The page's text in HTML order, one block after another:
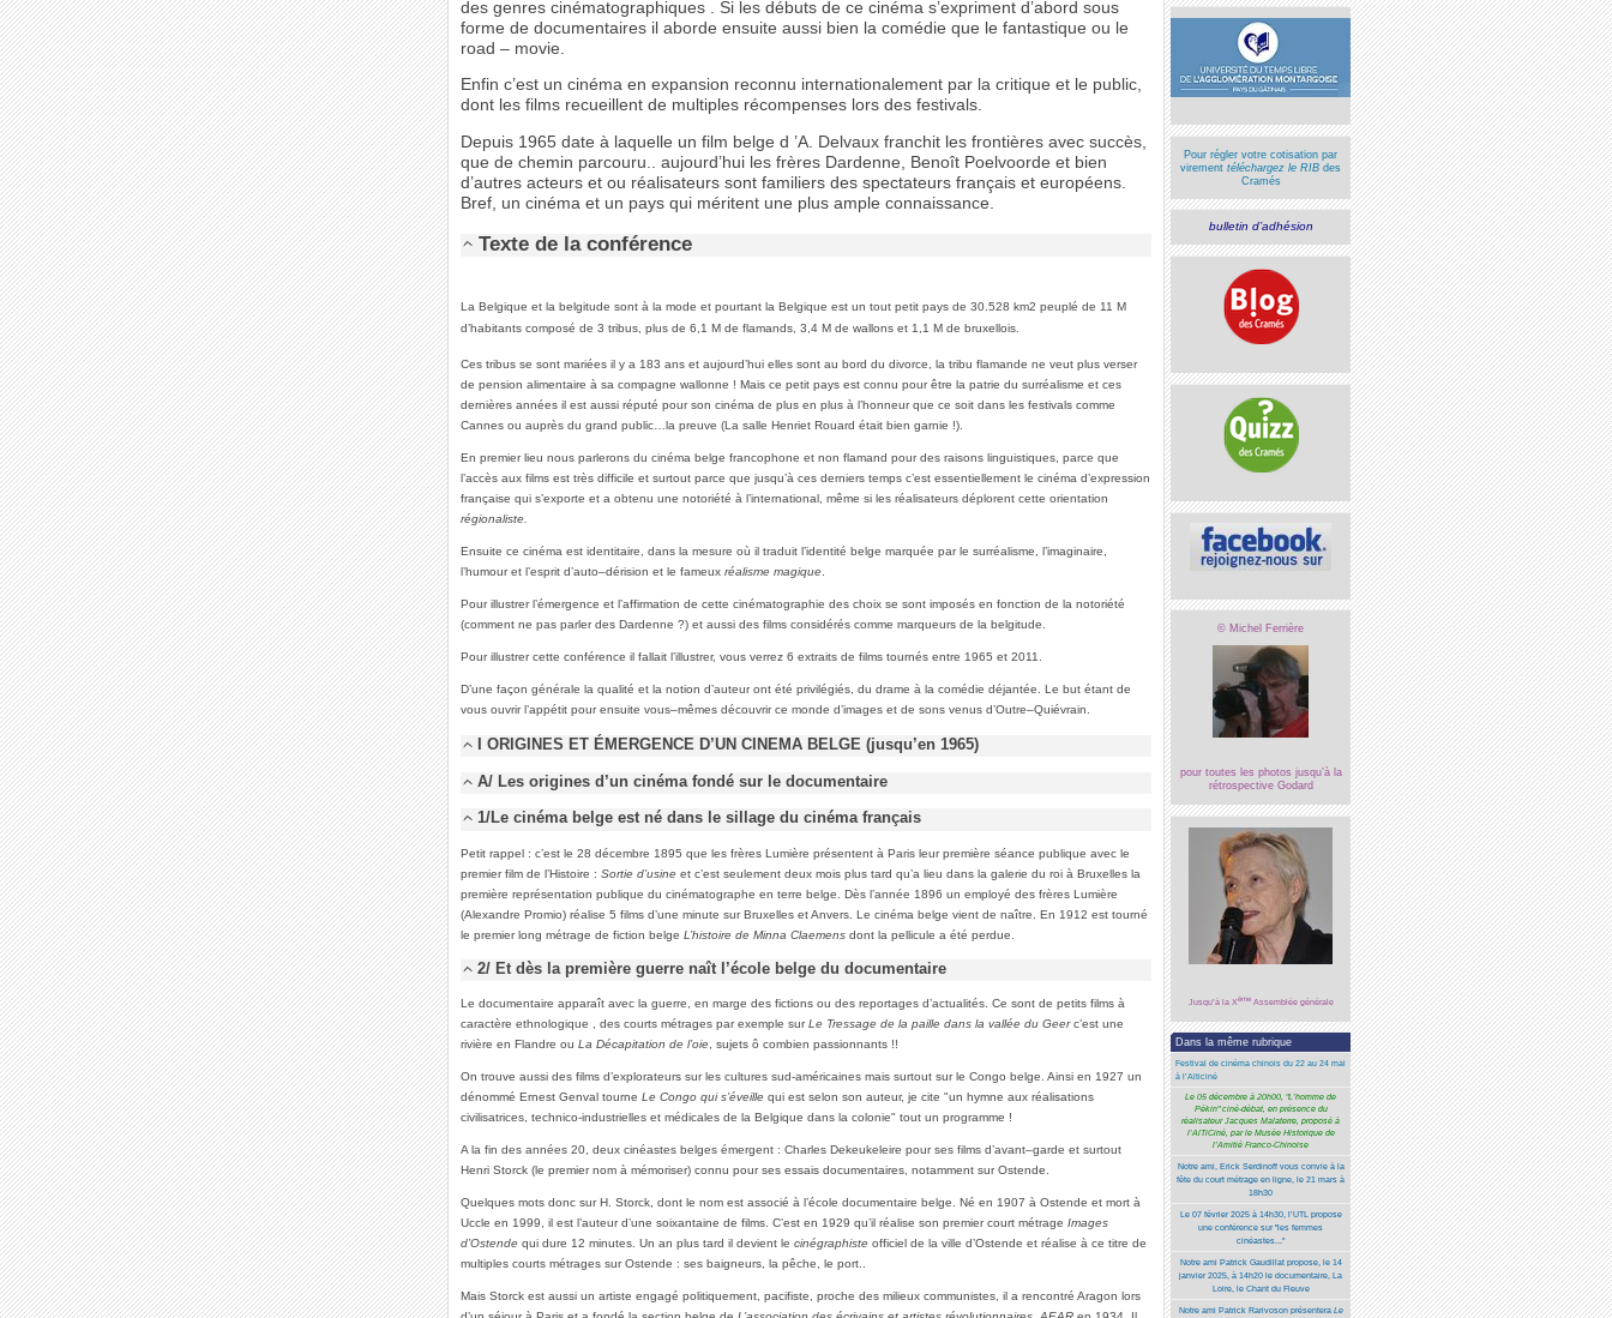
des genres cinématographiques . Si les débuts de ce cinéma s’expriment d’abord sous
forme de documentaires il aborde ensuite aussi bien la comédie que le fantastique ou le
road – movie.
Enfin c’est un cinéma en expansion reconnu internationalement par la critique et le public,
dont les films recueillent de multiples récompenses lors des festivals.
Depuis 1965 date à laquelle un film belge d ’A. Delvaux franchit les frontières avec succès,
que de chemin parcouru.. aujourd’hui les frères Dardenne, Benoît Poelvoorde et bien
d’autres acteurs et ou réalisateurs sont familiers des spectateurs français et européens.
Bref, un cinéma et un pays qui méritent une plus ample connaissance.
Texte de la conférence
La Belgique et la belgitude sont à la mode et pourtant la Belgique est un tout petit pays de 30.528 km2 peuplé de 11 M
d’habitants composé de 3 tribus, plus de 6,1 M de flamands, 3,4 M de wallons et 1,1 M de bruxellois.
Ces tribus se sont mariées il y a 183 ans et aujourd’hui elles sont au bord du divorce, la tribu flamande ne veut plus verser
de pension alimentaire à sa compagne wallonne ! Mais ce petit pays est connu pour être la patrie du surréalisme et ces
dernières années il est aussi réputé pour son cinéma de plus en plus à l’honneur que ce soit dans les festivals comme
Cannes ou auprès du grand public…la preuve (La salle Henriet Rouard était bien garnie !).
En premier lieu nous parlerons du cinéma belge francophone et non flamand pour des raisons linguistiques, parce que
l’accès aux films est très difficile et surtout parce que jusqu’à ces derniers temps c’est essentiellement le cinéma d’expression
française qui s’exporte et a obtenu une notoriété à l’international, même si les réalisateurs déplorent cette orientation
régionaliste.
Ensuite ce cinéma est identitaire, dans la mesure où il traduit l’identité belge marquée par le surréalisme, l’imaginaire,
l’humour et l’esprit d’auto–dérision et le fameux réalisme magique.
Pour illustrer l’émergence et l’affirmation de cette cinématographie des choix se sont imposés en fonction de la notoriété
(comment ne pas parler des Dardenne ?) et aussi des films considérés comme marqueurs de la belgitude.
Pour illustrer cette conférence il fallait l’illustrer, vous verrez 6 extraits de films tournés entre 1965 et 2011.
D’une façon générale la qualité et la notion d’auteur ont été privilégiés, du drame à la comédie déjantée. Le but étant de
vous ouvrir l’appétit pour ensuite vous–mêmes découvrir ce monde d’images et de sons venus d’Outre–Quiévrain.
I ORIGINES ET ÉMERGENCE D’UN CINEMA BELGE (jusqu’en 1965)
A/ Les origines d’un cinéma fondé sur le documentaire
1/Le cinéma belge est né dans le sillage du cinéma français
Petit rappel : c’est le 28 décembre 1895 que les frères Lumière présentent à Paris leur première séance publique avec le
premier film de l’Histoire : Sortie d’usineet c’est seulement deux mois plus tard qu’a lieu dans la galerie du roi à Bruxelles la
première représentation publique du cinématographe en terre belge. Dès l’année 1896 un employé des frères Lumière
(Alexandre Promio) réalise 5 films d’une minute sur Bruxelles et Anvers. Le cinéma belge vient de naître. En 1912 est tourné
le premier long métrage de fiction belge L’histoire de Minna Claemensdont la pellicule a été perdue.
2/ Et dès la première guerre naît l’école belge du documentaire
Le documentaire apparaît avec la guerre, en marge des fictions ou des reportages d’actualités. Ce sont de petits films à
caractère ethnologique , des courts métrages par exemple surLe Tressage de la paille dans la vallée du Geerc’est une
rivière en Flandre ou La Décapitation de l’oie, sujets ô combien passionnants !!
On trouve aussi des films d’explorateurs sur les cultures sud-américaines mais surtout sur le Congo belge. Ainsi en 1927 un
dénommé Ernest Genval tourne Le Congo qui s’éveillequi est selon son auteur, je cite "un hymne aux réalisations
civilisatrices, technico-industrielles et médicales de la Belgique dans la colonie" tout un programme !
A la fin des années 20, deux cinéastes belges émergent : Charles Dekeukeleire pour ses films d’avant–garde et surtout
Henri Storck (le premier nom à mémoriser) connu pour ses essais documentaires, notamment sur Ostende.
Quelques mots donc sur H. Storck, dont le nom est associé à l’école documentaire belge. Né en 1907 à Ostende et mort à
Uccle en 1999, il est l’auteur d’une soixantaine de films. C’est en 1929 qu’il réalise son premier court métrage Images
d’Ostendequi dure 12 minutes. Un an plus tard il devient le cinégraphisteofficiel de la ville d’Ostende et réalise à ce titre de
multiples courts métrages sur Ostende : ses baigneurs, la pêche, le port..
Mais Storck est aussi un artiste engagé politiquement, pacifiste, proche des milieux communistes, il a rencontré Aragon lors
Pour régler votre cotisation par
virementtéléchargez le RIB des
Cramés
bulletin d’adhésion
© Michel Ferrière
pour toutes les photos jusqu’à la
rétrospective Godard
Jusqu’à la XèmeAssemblée générale
Dans la même rubrique
Festival de cinéma chinois du 22 au 24 mai
à l’Alticiné
Le 05 décembre à 20h00, "L’homme de
Pékin" ciné-débat, en présence du
réalisateur Jacques Malaterre, proposé à
l’AlTiCiné, par le Musée Historique de
l’Amitié Franco-Chinoise
Notre ami, Erick Serdinoff vous convie à la
fête du court métrage en ligne, le 21 mars à
18h30
Le 07 février 2025 à 14h30, l’UTL propose
une conférence sur "les femmes
cinéastes..."
Notre ami Patrick Gaudillat propose, le 14
janvier 2025, à 14h20 le documentaire, La
Loire, le Chant du Fleuve
Notre ami Patrick Rarivoson présentera Le